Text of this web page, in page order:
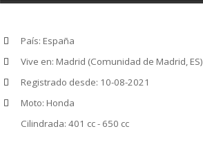
País: España
Vive en: Madrid (Comunidad de Madrid, ES)
Registrado desde: 10-08-2021
Moto: Honda
Cilindrada: 401 cc - 650 cc